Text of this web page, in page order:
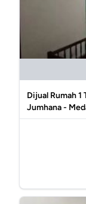
Dijual Rumah
Jumhana -